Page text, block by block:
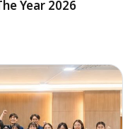
Year 2026